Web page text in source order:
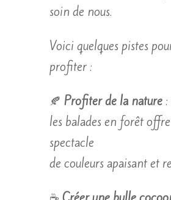
soin de nous.
Voici quelques pistes
profiter :
🍂 Profiter de la nature:
les balades en forêt
spectacle
de couleurs apaisant et